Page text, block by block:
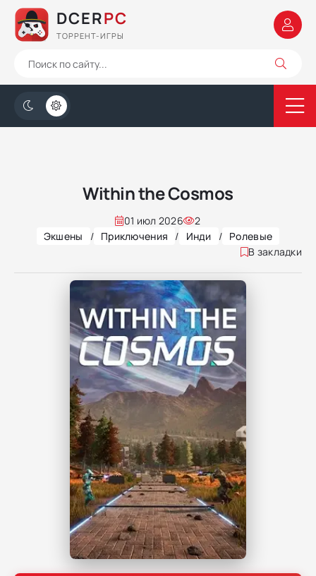
DCERPC
ТОРРЕНТ-ИГРЫ
Within the Cosmos
01 июл 2026
2
Экшены
/ Приключения / Инди / Ролевые
В закладки